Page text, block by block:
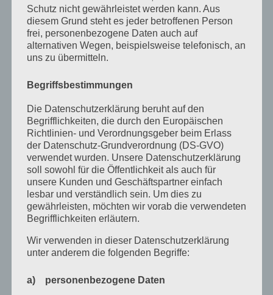
September 2022
August 2022
Juli 2022
April 2022
Februar 2022
Januar 2022
Dezember 2021
Oktober 2021
September 2021
Mai 2021
März 2021
Januar 2021
Dezember 2020
Schutz nicht gewährleistet werden kann. Aus
diesem Grund steht es jeder betroffenen Person
frei, personenbezogene Daten auch auf
alternativen Wegen, beispielsweise telefonisch, an
uns zu übermitteln.
Begriffsbestimmungen
Die Datenschutzerklärung beruht auf den
Begrifflichkeiten, die durch den Europäischen
Richtlinien- und Verordnungsgeber beim Erlass
der Datenschutz-Grundverordnung (DS-GVO)
verwendet wurden. Unsere Datenschutzerklärung
soll sowohl für die Öffentlichkeit als auch für
unsere Kunden und Geschäftspartner einfach
lesbar und verständlich sein. Um dies zu
gewährleisten, möchten wir vorab die verwendeten
Begrifflichkeiten erläutern.
Wir verwenden in dieser Datenschutzerklärung
unter anderem die folgenden Begriffe:
a) personenbezogene Daten